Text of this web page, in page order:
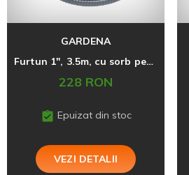
GARDENA
Furtun 1", 3.5m, cu sorb pentru pompa
228 RON
Epuizat din stoc
VEZI DETALII